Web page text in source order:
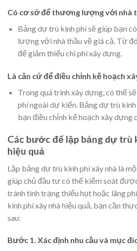
Có cơ sở để thương lượng với nhà
Bảng dự trù kinh phí sẽ giúp bạn
lượng với nhà thầu về giá cả. Từ
để giảm thiểu chi phí xây dựng.
Là căn cứ để điều chỉnh kế hoạch
Trong quá trình xây dựng, có thể
phí ngoài dự kiến. Bảng dự trù
bạn điều chỉnh kế hoạch xây dựng
Các bước để lập bảng dự trù
hiệu quả
Lập bảng dự trù kinh phí xây nhà là
giúp chủ đầu tư có thể kiểm soát
tránh tình trạng thiếu hụt hoặc lãng
kinh phí xây nhà hiệu quả, bạn cần
sau:
Bước 1. Xác định nhu cầu và mục